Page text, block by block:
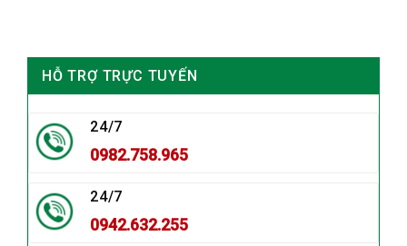
HỖ TRỢ TRỰC TUYẾN
24/7
0982.758.965
24/7
0942.632.255